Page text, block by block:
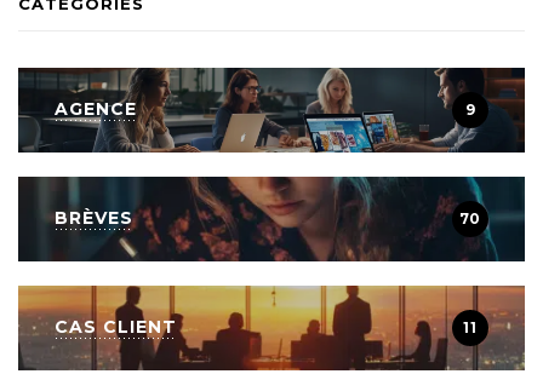
AGENCE 9
BRÈVES 70
CAS CLIENT 11